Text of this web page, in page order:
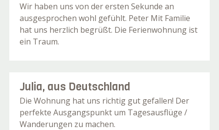
Wir haben uns von der ersten Sekunde an
ausgesprochen wohl gefühlt. Peter Mit Familie
hat uns herzlich begrüßt. Die Ferienwohnung ist
ein Traum.
Julia, aus Deutschland
Die Wohnung hat uns richtig gut gefallen! Der
perfekte Ausgangspunkt um Tagesausflüge /
Wanderungen zu machen.